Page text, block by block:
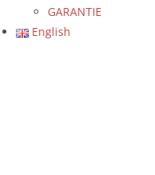
GARANTIE
English